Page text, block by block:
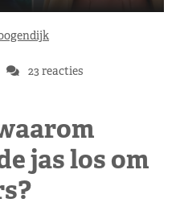
23 reacties
jas los om